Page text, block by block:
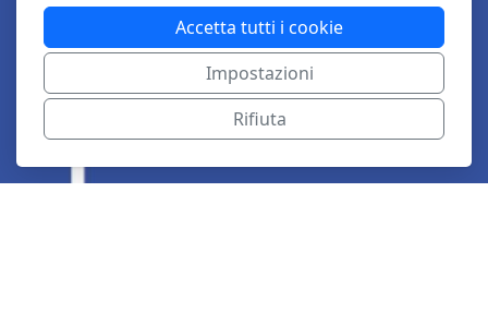
Accetta tutti i cookie
Impostazioni
Rifiuta